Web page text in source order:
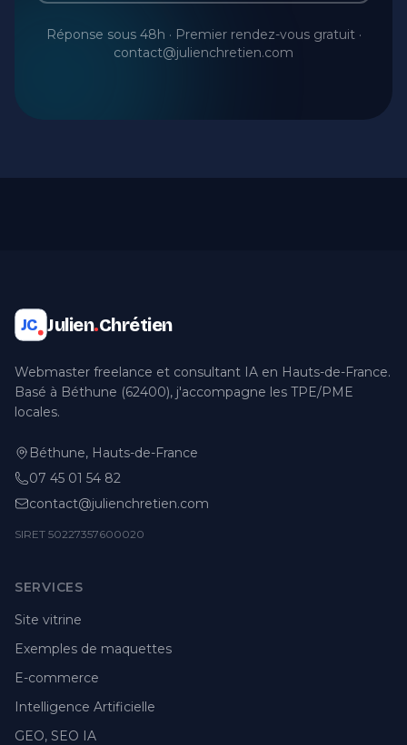
Réponse sous 48h · Premier rendez-vous gratuit ·
contact@julienchretien.com
JC Julien.Chrétien
Webmaster freelance et consultant IA en Hauts-de-France.
Basé à Béthune (62400), j'accompagne les TPE/PME
locales.
Béthune, Hauts-de-France
07 45 01 54 82
contact@julienchretien.com
SIRET 50227357600020
SERVICES
Site vitrine
Exemples de maquettes
E-commerce
Intelligence Artificielle
GEO, SEO IA